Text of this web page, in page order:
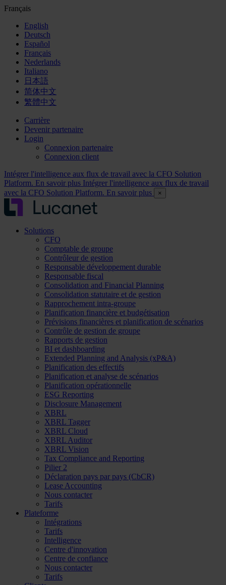
Français
English
Deutsch
Español
Français
Nederlands
Italiano
日本語
简体中文
繁體中文
Carrière
Devenir partenaire
Login
Connexion partenaire
Connexion client
Intégrer l'intelligence aux flux de travail avec la CFO Solution
Platform. En savoir plus Intégrer l'intelligence aux flux de travail
avec la CFO Solution Platform. En savoir plus
×
Solutions
CFO
Comptable de groupe
Contrôleur de gestion
Responsable développement durable
Responsable fiscal
Consolidation and Financial Planning
Consolidation statutaire et de gestion
Rapprochement intra-groupe
Planification financière et budgétisation
Prévisions financières et planification de scénarios
Contrôle de gestion de groupe
Rapports de gestion
BI et dashboarding
Extended Planning and Analysis (xP&A)
Planification des effectifs
Planification et analyse de scénarios
Planification opérationnelle
ESG Reporting
Disclosure Management
XBRL
XBRL Tagger
XBRL Cloud
XBRL Auditor
XBRL Vision
Tax Compliance and Reporting
Pilier 2
Déclaration pays par pays (CbCR)
Lease Accounting
Nous contacter
Tarifs
Plateforme
Intégrations
Tarifs
Intelligence
Centre d'innovation
Centre de confiance
Nous contacter
Tarifs